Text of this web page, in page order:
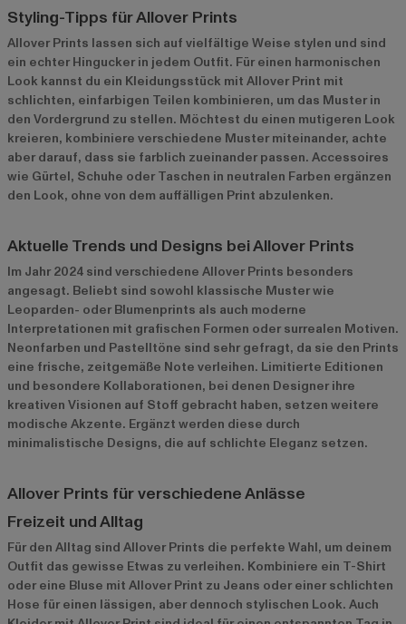
Styling-Tipps für Allover Prints
Allover Prints lassen sich auf vielfältige Weise stylen und sind
ein echter Hingucker in jedem Outfit. Für einen harmonischen
Look kannst du ein Kleidungsstück mit Allover Print mit
schlichten, einfarbigen Teilen kombinieren, um das Muster in
den Vordergrund zu stellen. Möchtest du einen mutigeren Look
kreieren, kombiniere verschiedene Muster miteinander, achte
aber darauf, dass sie farblich zueinander passen. Accessoires
wie Gürtel, Schuhe oder Taschen in neutralen Farben ergänzen
den Look, ohne von dem auffälligen Print abzulenken.
Aktuelle Trends und Designs bei Allover Prints
Im Jahr 2024 sind verschiedene Allover Prints besonders
angesagt. Beliebt sind sowohl klassische Muster wie
Leoparden- oder Blumenprints als auch moderne
Interpretationen mit grafischen Formen oder surrealen Motiven.
Neonfarben und Pastelltöne sind sehr gefragt, da sie den Prints
eine frische, zeitgemäße Note verleihen. Limitierte Editionen
und besondere Kollaborationen, bei denen Designer ihre
kreativen Visionen auf Stoff gebracht haben, setzen weitere
modische Akzente. Ergänzt werden diese durch
minimalistische Designs, die auf schlichte Eleganz setzen.
Allover Prints für verschiedene Anlässe
Freizeit und Alltag
Für den Alltag sind Allover Prints die perfekte Wahl, um deinem
Outfit das gewisse Etwas zu verleihen. Kombiniere ein T-Shirt
oder eine Bluse mit Allover Print zu Jeans oder einer schlichten
Hose für einen lässigen, aber dennoch stylischen Look. Auch